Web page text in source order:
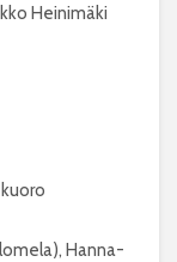
Heinimäki
Hanna-